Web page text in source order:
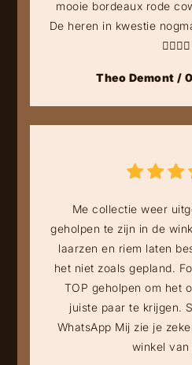
mooie bordeaux rode
De heren in kwestie
👍🏻👍🏻
Theo Demont /
Me collectie weer
geholpen te zijn in de
laarzen en riem laten
het niet zoals gepland.
TOP geholpen om het
juiste paar te krijgen.
WhatsApp Mij zie je
winkel van